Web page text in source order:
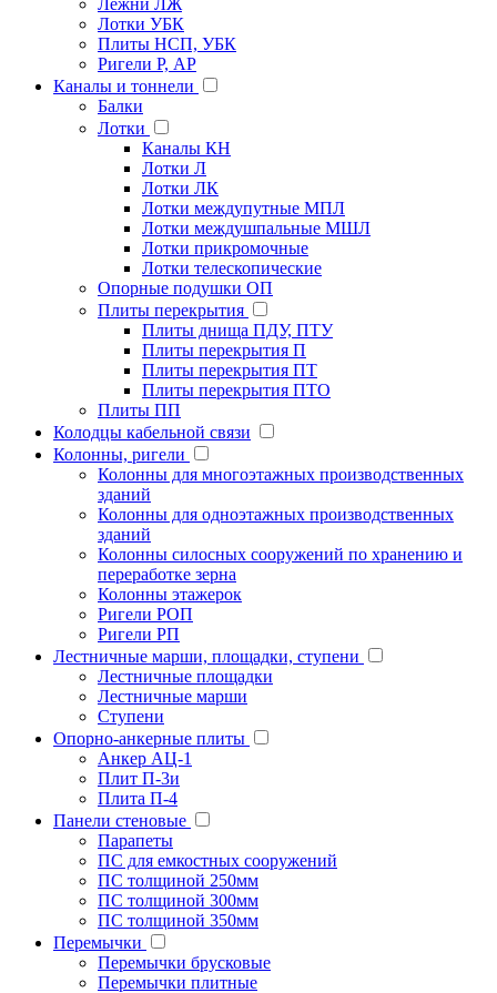
Лотки УБК
Плиты НСП, УБК
Ригели Р, АР
Каналы и тоннели
Балки
Лотки
Каналы КН
Лотки Л
Лотки ЛК
Лотки междупутные МПЛ
Лотки междушпальные МШЛ
Лотки прикромочные
Лотки телескопические
Опорные подушки ОП
Плиты перекрытия
Плиты днища ПДУ, ПТУ
Плиты перекрытия П
Плиты перекрытия ПТ
Плиты перекрытия ПТО
Плиты ПП
Колодцы кабельной связи
Колонны, ригели
Колонны для многоэтажных производственных
зданий
Колонны для одноэтажных производственных
зданий
Колонны силосных сооружений по хранению и
переработке зерна
Колонны этажерок
Ригели РОП
Ригели РП
Лестничные марши, площадки, ступени
Лестничные площадки
Лестничные марши
Ступени
Опорно-анкерные плиты
Анкер АЦ-1
Плит П-3и
Плита П-4
Панели стеновые
Парапеты
ПС для емкостных сооружений
ПС толщиной 250мм
ПС толщиной 300мм
ПС толщиной 350мм
Перемычки
Перемычки брусковые
Перемычки плитные